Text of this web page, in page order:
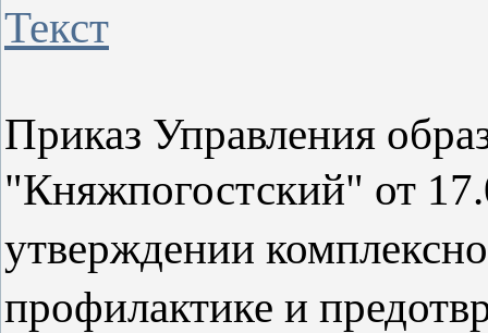
Текст
Приказ Управления
"Княжпогостский" от
утверждении
профилактике и